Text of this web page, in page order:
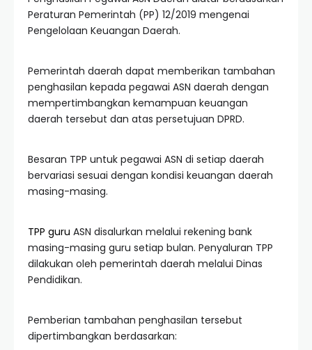
Peraturan Pemerintah (PP) 12/2019 mengenai
Pengelolaan Keuangan Daerah.
Pemerintah daerah dapat memberikan tambahan
penghasilan kepada pegawai ASN daerah dengan
mempertimbangkan kemampuan keuangan
daerah tersebut dan atas persetujuan DPRD.
Besaran TPP untuk pegawai ASN di setiap daerah
bervariasi sesuai dengan kondisi keuangan daerah
masing-masing.
TPP guru ASN disalurkan melalui rekening bank
masing-masing guru setiap bulan. Penyaluran TPP
dilakukan oleh pemerintah daerah melalui Dinas
Pendidikan.
Pemberian tambahan penghasilan tersebut
dipertimbangkan berdasarkan: